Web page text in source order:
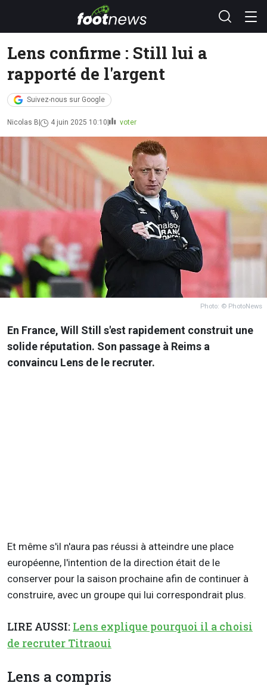
Lens confirme : Still lui a
rapporté de l'argent
Suivez-nous sur Google
Nicolas B 4 juin 2025 10:10 voter
Photo: © PhotoNews
En France, Will Still s'est rapidement construit une
solide réputation. Son passage à Reims a
convaincu Lens de le recruter.
Et même s'il n'aura pas réussi à atteindre une place
européenne, l'intention de la direction était de le
conserver pour la saison prochaine afin de continuer à
construire, avec un groupe qui lui correspondrait plus.
LIRE AUSSI: Lens explique pourquoi il a choisi
de recruter Titraoui
Lens a compris